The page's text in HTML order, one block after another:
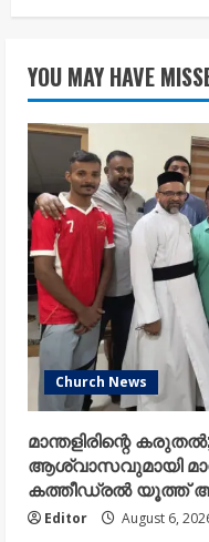
YOU MAY HAVE
Church News
മാന്തളിരിന്റെ
ആശ്വാസവുമായി
കത്തീഡ്രൽ യൂത്ത്
Editor August 6,